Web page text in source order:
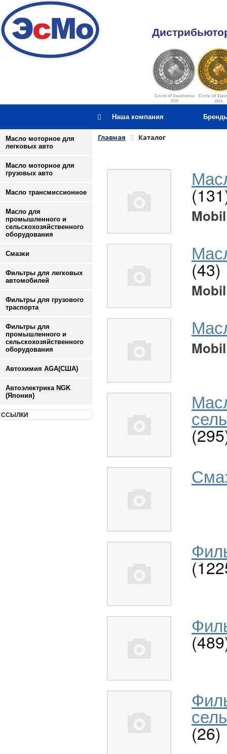
Наша компания
Масло моторное для
легковых авто
Масло моторное для
грузовых авто
Масло трансмиссионное
Масло для
промышленного и
сельскохозяйственного
оборудования
Смазки
Фильтры для легковых
автомобилей
Фильтры для грузового
траспорта
Фильтры для
промышленного и
сельскохозяйственного
оборудования
Автохимия AGA(США)
Автоэлектрика NGK
(Япония)
ССЫЛКИ
Главная Каталог
Mobil
(43)
Mobil
Mobil
(26)